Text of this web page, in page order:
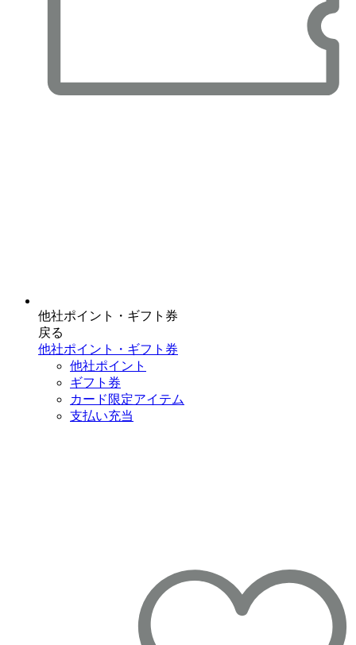
他社ポイント・ギフト券
戻る
他社ポイント・ギフト券
他社ポイント
ギフト券
カード限定アイテム
支払い充当